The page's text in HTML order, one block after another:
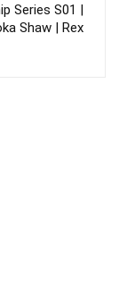
Series S01 |
Shaw | Rex